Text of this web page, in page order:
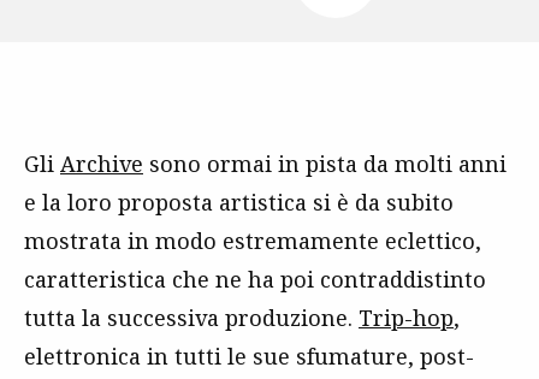
Gli Archive sono ormai in pista da molti anni
e la loro proposta artistica si è da subito
mostrata in modo estremamente eclettico,
caratteristica che ne ha poi contraddistinto
tutta la successiva produzione. Trip-hop,
elettronica in tutti le sue sfumature, post-